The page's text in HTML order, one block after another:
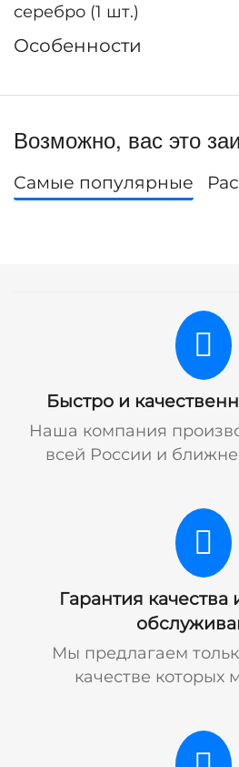
серебро (1 шт.)
Особенности
Возможно, вас это
Самые популярные
Быстро и
Наша компания
всей России и
Гарантия
Мы предлагаем
качестве которых